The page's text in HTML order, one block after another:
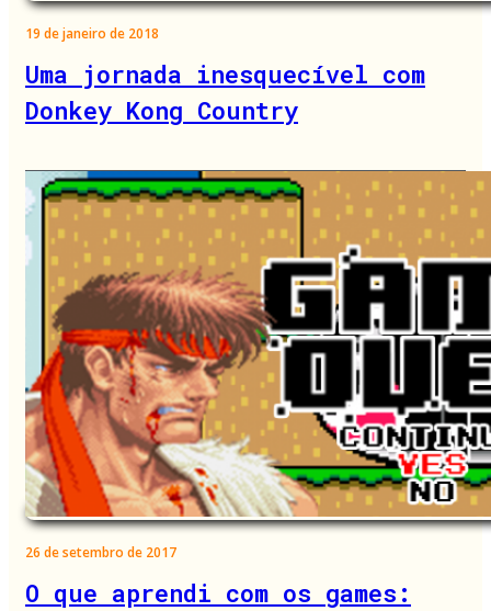
19 de janeiro de 2018
Uma jornada inesquecível com
Donkey Kong Country
26 de setembro de 2017
O que aprendi com os games: